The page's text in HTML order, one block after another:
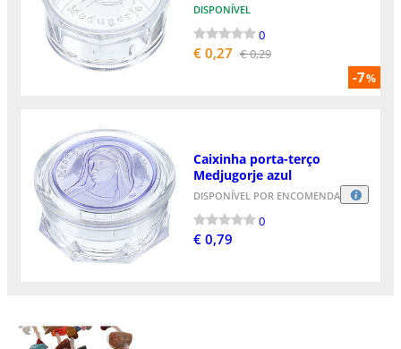
-7%
DISPONÍVEL
0
€ 0,27 € 0,29
Caixinha porta-terço
Medjugorje azul
DISPONÍVEL POR ENCOMENDA
0
€ 0,79